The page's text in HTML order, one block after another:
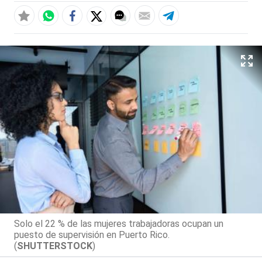
Solo el 22 % de las mujeres trabajadoras ocupan un
puesto de supervisión en Puerto Rico.
(SHUTTERSTOCK)